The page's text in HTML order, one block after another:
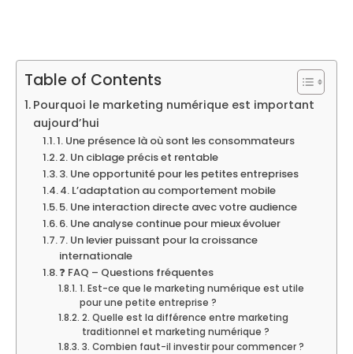
Table of Contents
Pourquoi le marketing numérique est important
aujourd’hui
1. Une présence là où sont les consommateurs
2. Un ciblage précis et rentable
3. Une opportunité pour les petites entreprises
4. L’adaptation au comportement mobile
5. Une interaction directe avec votre audience
6. Une analyse continue pour mieux évoluer
7. Un levier puissant pour la croissance
internationale
❓ FAQ – Questions fréquentes
1. Est-ce que le marketing numérique est utile
pour une petite entreprise ?
2. Quelle est la différence entre marketing
traditionnel et marketing numérique ?
3. Combien faut-il investir pour commencer ?